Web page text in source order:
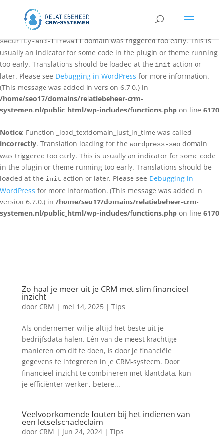
: Function _load_textdomain_just_in_time was called
incorrectly. Translation loading for the
security-and-firewalldomain was triggered too early. This is
usually an indicator for some code in the plugin or theme running
too early. Translations should be loaded at the init action or
later. Please see Debugging in WordPress for more information.
(This message was added in version 6.7.0.) in
/home/seo17/domains/relatiebeheer-crm-
systemen.nl/public_html/wp-includes/functions.php on line 6170
Notice: Function _load_textdomain_just_in_time was called
incorrectly. Translation loading for the wordpress-seo domain
was triggered too early. This is usually an indicator for some code
in the plugin or theme running too early. Translations should be
loaded at the init action or later. Please see Debugging in
WordPress for more information. (This message was added in
version 6.7.0.) in /home/seo17/domains/relatiebeheer-crm-
systemen.nl/public_html/wp-includes/functions.php on line 6170
Zo haal je meer uit je CRM met slim financieel
inzicht
door CRM | mei 14, 2025| Tips
Als ondernemer wil je altijd het beste uit je
bedrijfsdata halen. Eén van de meest krachtige
manieren om dit te doen, is door je financiële
gegevens te integreren in je CRM-systeem. Door
financieel inzicht te combineren met klantdata, kun
je efficiënter werken, betere...
Veelvoorkomende fouten bij het indienen van
een letselschadeclaim
door CRM | jun 24, 2024| Tips